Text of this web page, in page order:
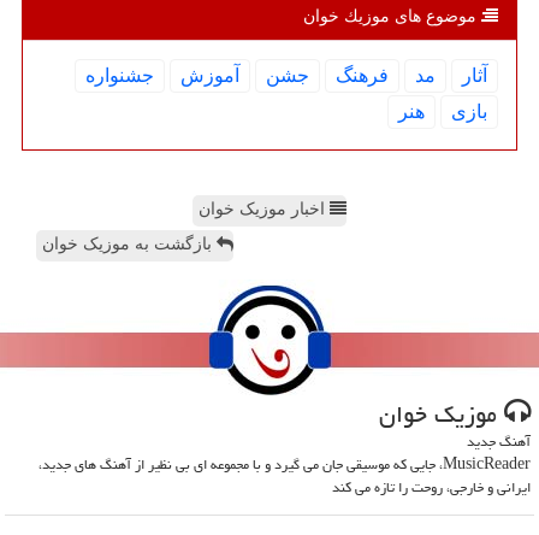
موضوع های موزیك خوان
آثار مد فرهنگ جشن آموزش
جشنواره
بازی
هنر
اخبار موزیک خوان
بازگشت به موزیک خوان
موزیك خوان
آهنگ جدید
MusicReader، جایی که موسیقی جان می گیرد و با مجموعه ای بی نظیر از آهنگ های جدید،
ایرانی و خارجی، روحت را تازه می کند